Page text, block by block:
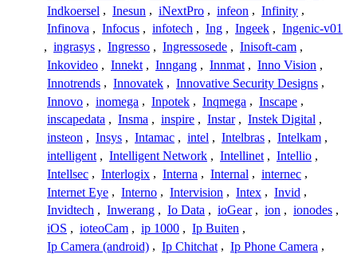
Indkoersel , Inesun , iNextPro , infeon , Infinity ,
Infinova , Infocus , infotech , Ing , Ingeek , Ingenic-v01
, ingrasys , Ingresso , Ingressosede , Inisoft-cam ,
Inkovideo , Innekt , Inngang , Innmat , Inno Vision ,
Innotrends , Innovatek , Innovative Security Designs ,
Innovo , inomega , Inpotek , Inqmega , Inscape ,
inscapedata , Insma , inspire , Instar , Instek Digital ,
insteon , Insys , Intamac , intel , Intelbras , Intelkam ,
intelligent , Intelligent Network , Intellinet , Intellio ,
Intellsec , Interlogix , Interna , Internal , internec ,
Internet Eye , Interno , Intervision , Intex , Invid ,
Invidtech , Inwerang , Io Data , ioGear , ion , ionodes ,
iOS , ioteoCam , ip 1000 , Ip Buiten ,
Ip Camera (android) , Ip Chitchat , Ip Phone Camera ,